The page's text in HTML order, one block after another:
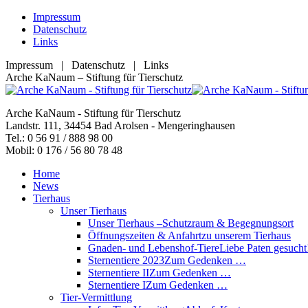
Zum
Inhalt
springen
Impressum
Datenschutz
Links
Impressum | Datenschutz | Links
Facebook
page
in
new
window
YouTube
page
in
new
window
RSS
page
in
new
window
E-
Mail
opens
in
new
window
Arche KaNaum – Stiftung für Tierschutz
Arche KaNaum - Stiftung für Tierschutz
Landstr. 111, 34454 Bad Arolsen - Mengeringhausen
Tel.: 0 56 91 / 888 98 00
Mobil: 0 176 / 56 80 78 48
Home
News
Tierhaus
Unser Tierhaus
Unser Tierhaus –Schutzraum & Begegnungsort
Öffnungszeiten & Anfahrtzu unserem Tierhaus
Gnaden- und Lebenshof-TiereLiebe Paten
Sternentiere 2023Zum Gedenken …
Sternentiere IIZum Gedenken …
Sternentiere IZum Gedenken …
Tier-Vermittlung